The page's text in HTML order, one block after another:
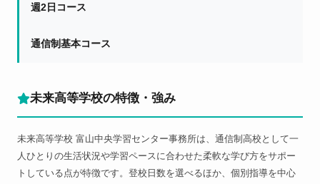
週2日コース
通信制基本コース
未来高等学校の特徴・強み
未来高等学校 富山中央学習センター事務所は、通信制高校として一
人ひとりの生活状況や学習ペースに合わせた柔軟な学び方をサポー
トしている点が特徴です。登校日数を選べるほか、個別指導を中心